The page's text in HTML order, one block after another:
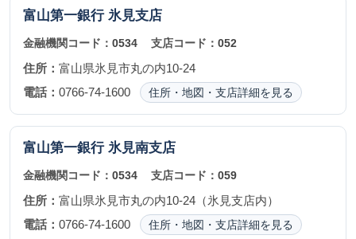
富山第一銀行 氷見支店
金融機関コード： 0534 支店コード：052
住所： 富山県氷見市丸の内10-24
電話： 0766-74-1600 住所・地図・支店詳細を見る
富山第一銀行 氷見南支店
金融機関コード： 0534 支店コード：059
住所： 富山県氷見市丸の内10-24（氷見支店内）
電話： 0766-74-1600 住所・地図・支店詳細を見る